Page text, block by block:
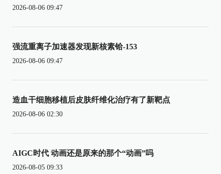
2026-08-06 09:47
强流重离子加速器发现新核素铪-153
2026-08-06 09:47
造血干细胞移植后皮肤纤维化治疗有了新靶点
2026-08-06 02:30
AIGC时代 动画还是原来的那个“动画”吗
2026-08-05 09:33